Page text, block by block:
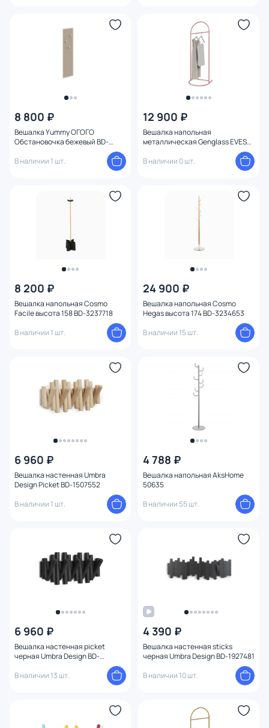
8 800 ₽
Вешалка Yummy ОГОГО
Обстановочка бежевый BD-
В наличии 1 шт.
12 900 ₽
Вешалка напольная
металлическая Genglass EVESA
В наличии 0 шт.
8 200 ₽
Вешалка напольная Cosmo
Facile высота 158 BD-3237718
В наличии 1 шт.
24 900 ₽
Вешалка напольная Cosmo
Hegas высота 174 BD-3234653
В наличии 15 шт.
6 960 ₽
Вешалка настенная Umbra
Design Picket BD-1507552
В наличии 1 шт.
4 788 ₽
Вешалка напольная AksHome
50635
В наличии 55 шт.
6 960 ₽
Вешалка настенная picket
черная Umbra Design BD-
В наличии 13 шт.
4 390 ₽
Вешалка настенная sticks
черная Umbra Design BD-1927481
В наличии 10 шт.